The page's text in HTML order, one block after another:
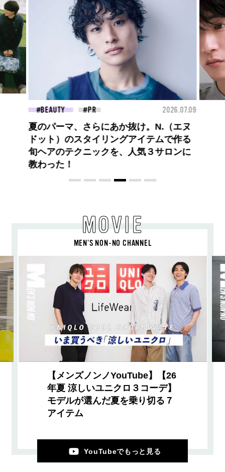
FASHION 2026.07.09
高橋璃央と、ジュエッテの出会い。夏の
定番、ピンクゴールドが印象的
な“SUMMER PINK”［meets Jouete!
Vol.12］
MOVIE
MEN’S NON-NO CHANNEL
【メンズノンノYouTube】【26
年夏 涼しいユニクロ３コーデ】
モデルが選んだ夏を乗り切る７
アイテム
YouTubeでもっと見る